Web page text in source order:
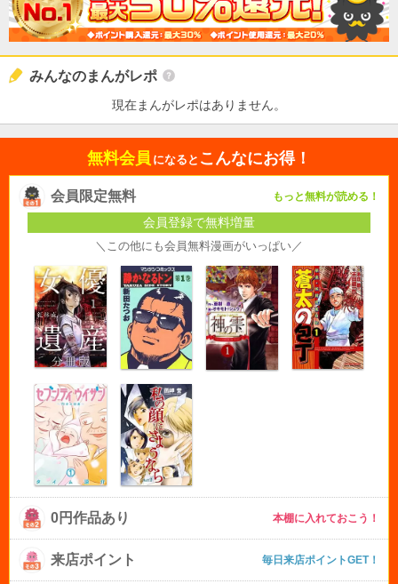
みんなのまんがレポ
現在まんがレポはありません。
無料会員 になると こんなにお得！
会員限定無料 もっと無料が読める！
会員登録で無料増量
＼この他にも会員無料漫画がいっぱい／
0円作品あり 本棚に入れておこう！
来店ポイント 毎日来店ポイントGET！